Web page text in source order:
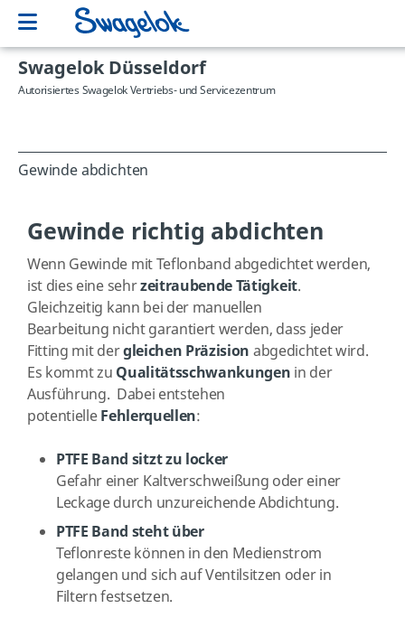
Swagelok Düsseldorf
Autorisiertes Swagelok Vertriebs- und Servicezentrum
Gewinde abdichten
Gewinde richtig abdichten
Wenn Gewinde mit Teflonband abgedichtet werden,
ist dies eine sehrzeitraubende Tätigkeit.
Gleichzeitig kann bei der manuellen
Bearbeitung nichtgarantiert werden, dass jeder
Fitting mit dergleichen Präzision abgedichtet wird.
Es kommt zu Qualitätsschwankungen in der
Ausführung. Dabei entstehen
potentielleFehlerquellen:
PTFE Band sitzt zu locker
Gefahr einer Kaltverschweißung oder einer
Leckage durch unzureichende Abdichtung.
PTFE Band steht über
Teflonreste können in den Medienstrom
gelangen und sich auf Ventilsitzen oder in
Filtern festsetzen.